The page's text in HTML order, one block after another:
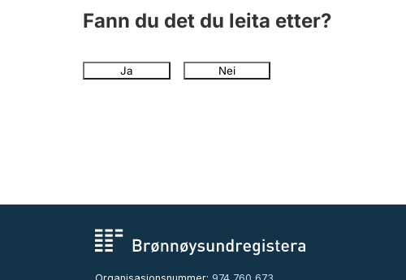
Fann du det du leita etter?
Ja Nei